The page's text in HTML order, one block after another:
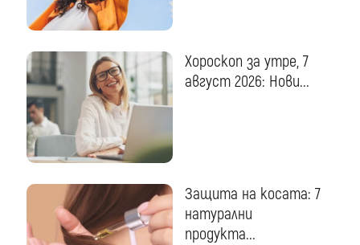
Хороскоп за утре, 7
август 2026: Нови...
Защита на косата: 7
натурални
продукта...